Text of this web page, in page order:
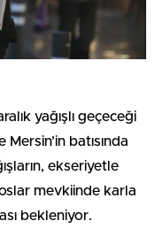
yağışlı geçeceği
batısında
ekseriyetle
mevkiinde karla
bekleniyor.